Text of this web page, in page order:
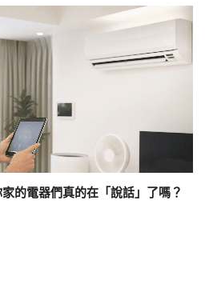
的電器們真的在「說話」了嗎？